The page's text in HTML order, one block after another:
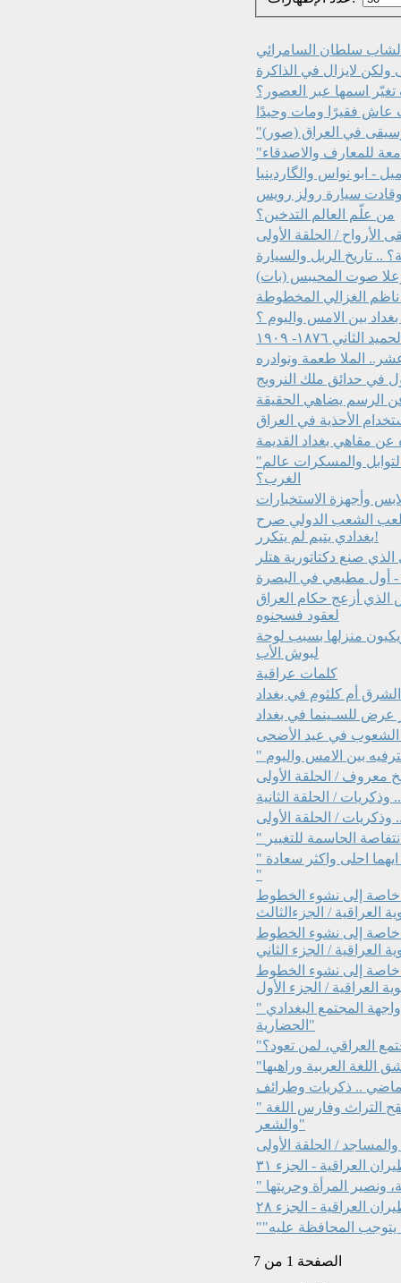
الشاب سلطان السامرائي
اسمها عبر العصور؟
في العراق (صور)
- ابو نواس والگاردينيا
وقادت سيارة رولز رويس
من علّم العالم التدخين؟
/ الحلقة الأولى
تاريخ الربل والسيارة
صوت المحيبس (بات)
الغزالي المخطوطة
بين الامس واليوم ؟
١٨٧٦- ١٩٠٩
الملا طعمة ونوادره
في حدائق ملك النرويج
عن مقاهي بغداد القديمة
"مذاقات الجنة" في العصور الوسطى.. كيف شكلت القهوة والتوابل والمسكرات عالم
الغرب؟
الشعب الدولي صرح
بغدادي يتيم لم يتكرر!
صنع دكتاتورية هتلر
- أول مطبعي في البصرة
أزعج حكام العراق
لعقود فسجنوه
منزلها بسبب لوحة
لبوش الأب
كلمات عراقية
عرض للسـينما في بغداد
الشعوب في عيد الأضحى
/ الحلقة الأولى
وذكريات / الحلقة الثانية
وذكريات / الحلقة الأولى
" خواطر مقارنة بين الجيل الذي عايشتاه ومايعيشه جيل اليوم ايهما احلى واكثر سعادة
"
إلى نشوء الخطوط
العراقية / الجزءالثالث
إلى نشوء الخطوط
العراقية / الجزء الثاني
إلى نشوء الخطوط
العراقية / الجزء الأول
" القبولات(المجالس) والنوادي الاجتماعية مرآة عكست واجهة المجتمع البغدادي
الحضارية"
.. ذكريات وطرائف
" محمد بهجت الاثري: العالم الموسوعي ومعلم الاجيال ومنقح التراث وفارس اللغة
والشعر"
/ الحلقة الأولى
العراقية - الجزء ٣١
العراقية - الجزء ٢٨
الصفحة 1 من 7